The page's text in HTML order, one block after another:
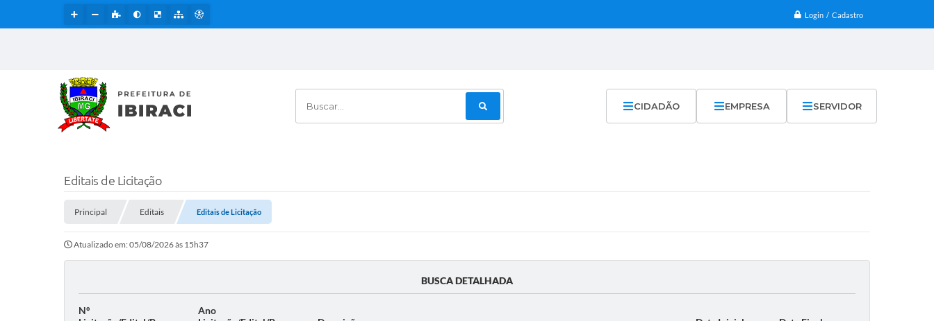
Login / Cadastro
Buscar... CIDADÃO EMPRESA SERVIDOR
Editais de Licitação
Principal Editais Editais de Licitação
Atualizado em: 05/08/2026 às 15h37
BUSCA DETALHADA
Nº
Ano